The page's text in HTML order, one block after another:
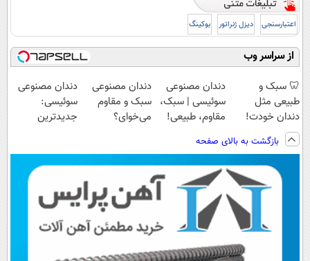
اعتبارسنجی دیزل ژنراتور بوکینگ
از سراسر وب
🦷 سبک و
طبیعی مثل
دندان خودت!
نصب آسان و
پرداخت اقساطی
💳 📍 تهران
دندان مصنوعی
سوئیسی | سبک،
مقاوم، طبیعی!
رایگان+پرداخت
اقساطی😍
دندان مصنوعی
سبک و مقاوم
می‌خوای؟
📍تهران
دندان مصنوعی
سوئیسی:
جدیدترین
پرداخت قسطی
بازگشت به بالای صفحه